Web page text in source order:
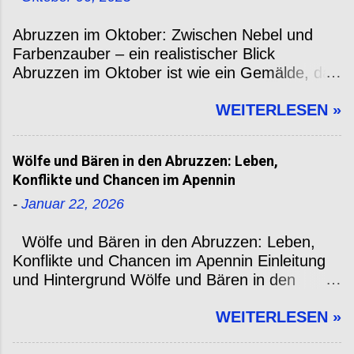
Abruzzen im Oktober: Zwischen Nebel und
Farbenzauber – ein realistischer Blick
Abruzzen im Oktober ist wie ein Gemälde, das
alles wirkt etwas ruhiger, etwas ehrlicher. Nicht
und Reisetipps, persönliche Erfahrungen und
eine FAQ, damit du einschätzen kannst, ob
Abruzzen im Oktober was für dich sind. Klima
meist zwischen 15 °C und 20 °C , besonders
Anfang und Mitte Oktober. Nachts wird’s
kühler – oft unter 10 °C, manchmal gegen 7-8
7-8 Tagen des Monats. Insgesamt fällt nicht
übermäßig viel Wasser – etwa 35-40 mm oder
WEITERLESEN »
Wölfe und Bären in den Abruzzen: Leben,
Konflikte und Chancen im Apennin
- Januar 22, 2026
Wölfe und Bären in den Abruzzen: Leben,
Konflikte und Chancen im Apennin Einleitung
und Hintergrund Wölfe und Bären in den
gelebte Realität. Wer in den zentralen Apennin
WEITERLESEN »